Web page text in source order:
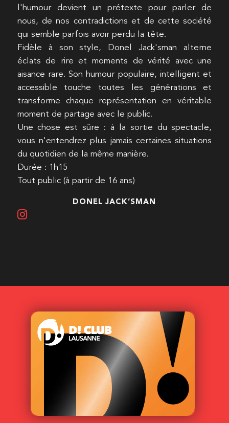
l'humour devient un prétexte pour parler de
nous, de nos contradictions et de cette société
qui semble parfois avoir perdu la tête.
Fidèle à son style, Donel Jack'sman alterne
éclats de rire et moments de vérité avec une
aisance rare. Son humour populaire, intelligent et
accessible touche toutes les générations et
transforme chaque représentation en véritable
moment de partage avec le public.
Une chose est sûre : à la sortie du spectacle,
vous n'entendrez plus jamais certaines situations
du quotidien de la même manière.
Durée : 1h15
Tout public (à partir de 16 ans)
DONEL JACK’SMAN